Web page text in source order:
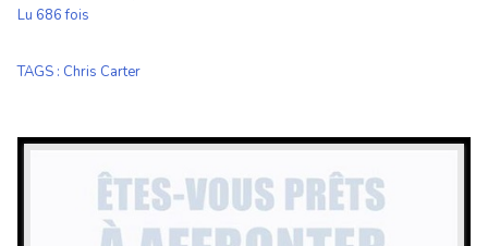
Lu 686 fois
TAGS : Chris Carter